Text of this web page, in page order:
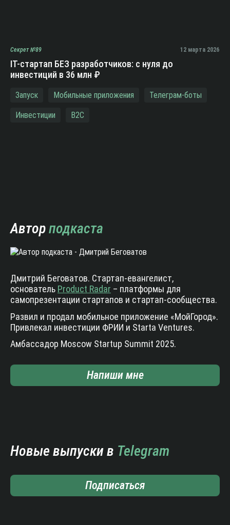
Секрет №89 12 марта 2026
IT-стартап БЕЗ разработчиков: с нуля до
инвестиций в 36 млн ₽
Запуск Мобильные приложения Телеграм-боты
Инвестиции B2C
Авторподкаста
Дмитрий Беговатов. Стартап-евангелист,
основатель Product Radar – платформы для
самопрезентации стартапов и стартап-сообщества.
Развил и продал мобильное приложение «МойГород».
Привлекал инвестиции ФРИИ и Starta Ventures.
Амбассадор Moscow Startup Summit 2025.
Напиши мне
Новые выпуски в Telegram
Подписаться